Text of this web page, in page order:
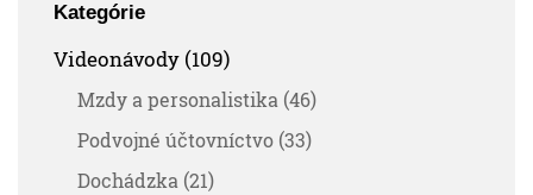
Kategórie
Videonávody (109)
Mzdy a personalistika (46)
Podvojné účtovníctvo (33)
Dochádzka (21)